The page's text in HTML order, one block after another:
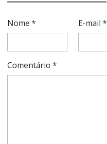
Nome * E-mail*
Comentário *